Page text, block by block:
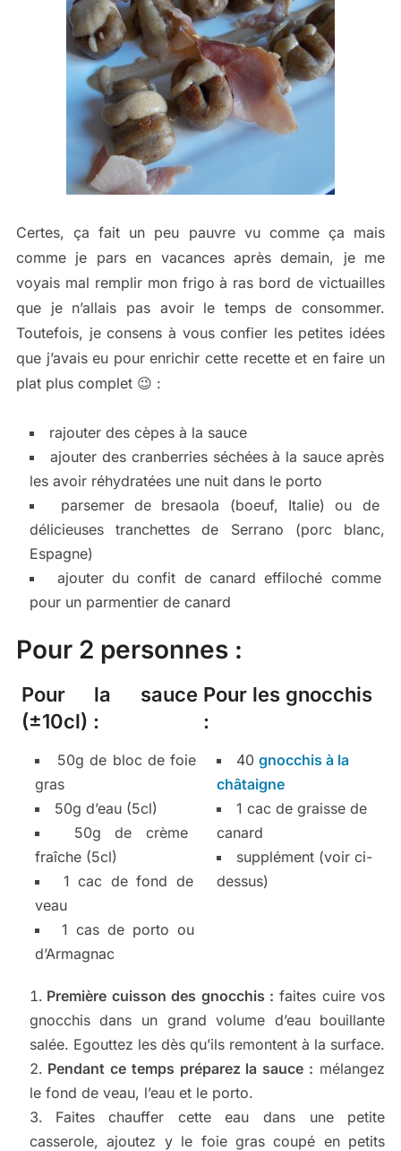
Certes, ça fait un peu pauvre vu comme ça mais
comme je pars en vacances après demain, je me
voyais mal remplir mon frigo à ras bord de victuailles
que je n’allais pas avoir le temps de consommer.
Toutefois, je consens à vous confier les petites idées
que j’avais eu pour enrichir cette recette et en faire un
plat plus complet 😉 :
rajouter des cèpes à la sauce
ajouter des cranberries séchées à la sauce après
les avoir réhydratées une nuit dans le porto
parsemer de bresaola (boeuf, Italie) ou de
délicieuses tranchettes de Serrano (porc blanc,
Espagne)
ajouter du confit de canard effiloché comme
pour un parmentier de canard
Pour 2 personnes :
Pour la sauce
(±10cl) :
50g de bloc de foie
gras
50g d’eau (5cl)
50g de crème
fraîche (5cl)
1 cac de fond de
veau
1 cas de porto ou
d’Armagnac
Pour les gnocchis
:
40 gnocchis à la
châtaigne
1 cac de graisse de
canard
supplément (voir ci-
dessus)
Première cuisson des gnocchis : faites cuire vos
gnocchis dans un grand volume d’eau bouillante
salée. Egouttez les dès qu’ils remontent à la surface.
Pendant ce temps préparez la sauce : mélangez
le fond de veau, l’eau et le porto.
Faites chauffer cette eau dans une petite
casserole, ajoutez y le foie gras coupé en petits